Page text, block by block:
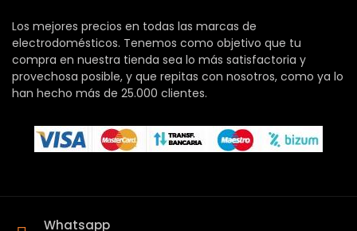
Los mejores precios en todas las marcas de
electrodomésticos. Tenemos como objetivo que tu
compra en nuestra tienda sea lo más satisfactoria y
provechosa posible, y que repitas con nosotros, como ya lo
han hecho más de 25.000 clientes.
Whatsapp